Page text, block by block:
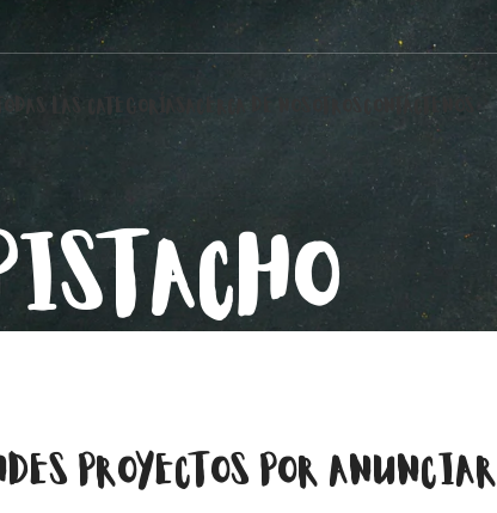
CONTÁCTENOS
PROYECTOS POR ANUNCIAR